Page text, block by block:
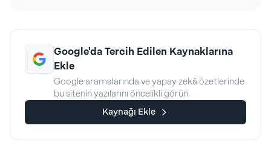
Google'da Tercih Edilen Kaynaklarına
Ekle
Google aramalarında ve yapay zekâ özetlerinde
bu sitenin yazılarını öncelikli görün.
Kaynağı Ekle